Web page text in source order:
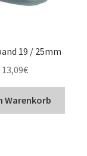
19 / 25mm
13,09€
Warenkorb